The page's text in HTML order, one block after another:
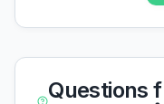
Questions